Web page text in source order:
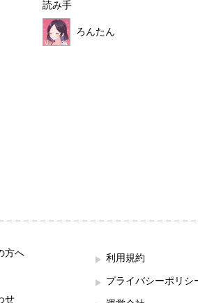
読み手
ろんたん
方へ
せ
利用規約
プライバシーポリシ